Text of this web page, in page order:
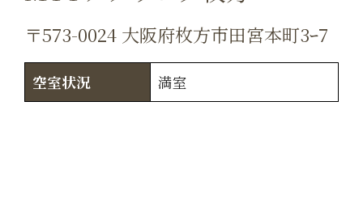
〒573-0024 大阪府枚方市田宮本町3ｰ7
空室状況 満室